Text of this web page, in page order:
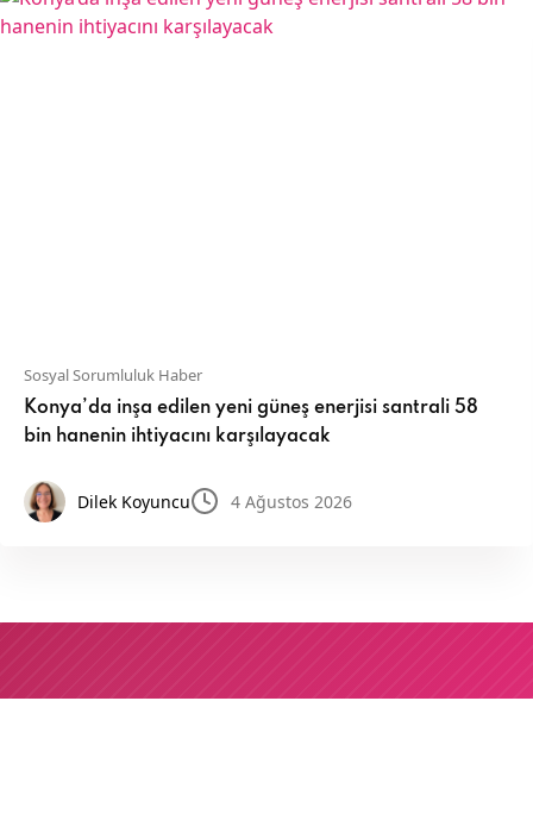
Sosyal Sorumluluk Haber
Konya’da inşa edilen yeni güneş enerjisi santrali 58
bin hanenin ihtiyacını karşılayacak
Dilek Koyuncu 4 Ağustos 2026